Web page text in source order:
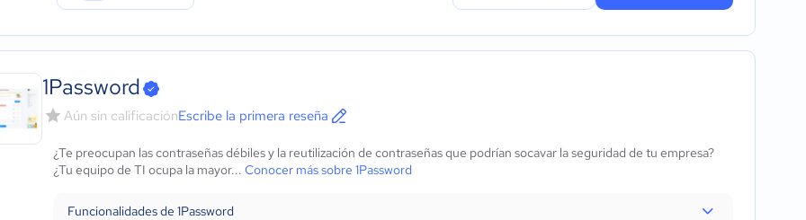
1Password
Aún sin calificaciónEscribe la primera reseña
¿Te preocupan las contraseñas débiles y la reutilización de contraseñas que podrían socavar la seguridad de tu empresa?
¿Tu equipo de TI ocupa la mayor... Conocer más sobre 1Password
Funcionalidades de 1Password